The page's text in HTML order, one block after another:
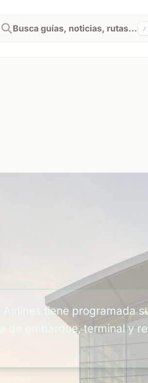
Busca guías, noticias, rutas... /
tiene programada
de embarque, terminal y